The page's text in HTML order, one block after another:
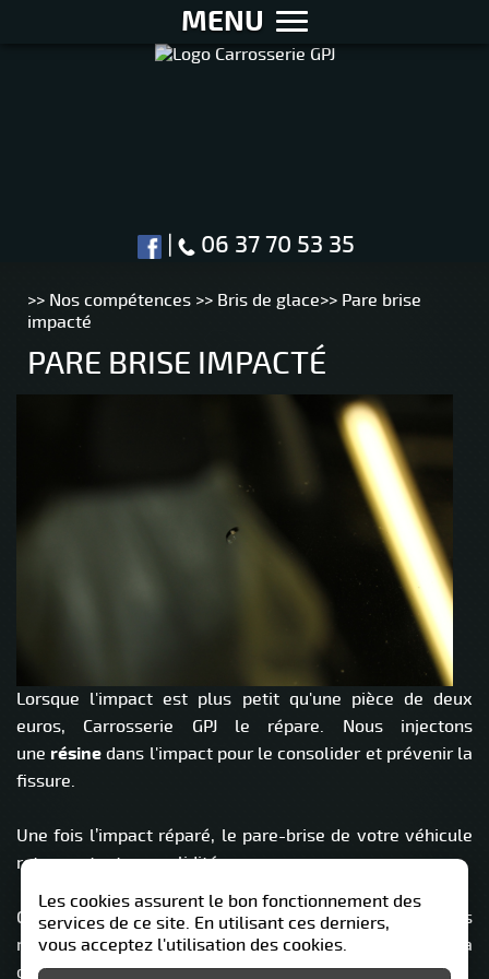
| 06 37 70 53 35
MENU
>> Nos compétences >> Bris de glace>> Pare brise
impacté
PARE BRISE IMPACTÉ
Lorsque l'impact est plus petit qu'une pièce de deux
euros, Carrosserie GPJ le répare. Nous injectons
une résine dans l'impact pour le consolider et prévenir la
fissure.
Une fois l’impact réparé, le pare-brise de votre véhicule
retrouve toute sa solidité.
Chez Carrosserie GPJ le service est express, nous
réparons votre impact sans rendez vous, il vous suffira
de patienter 30 min avant de reprendre la route.
Les cookies assurent le bon fonctionnement des
services de ce site. En utilisant ces derniers,
vous acceptez l'utilisation des cookies.